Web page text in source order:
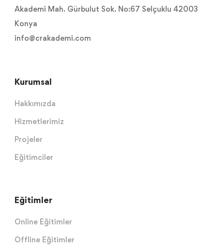
Akademi Mah. Gürbulut Sok. No:67 Selçuklu 42003
Konya
info@crakademi.com
Kurumsal
Hakkımızda
Hizmetlerimiz
Projeler
Eğitimciler
Eğitimler
Online Eğitimler
Offline Eğitimler